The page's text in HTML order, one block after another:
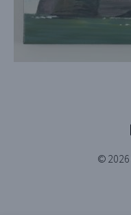
© 2026